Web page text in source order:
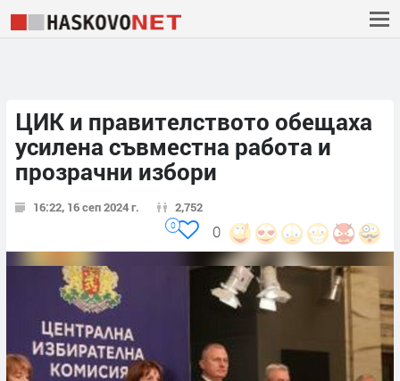
ЦИК и правителството обещаха
усилена съвместна работа и
прозрачни избори
16:22, 16 сеп 2024 г. 2,752
0
0